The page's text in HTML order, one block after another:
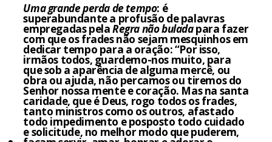
Uma grande perda de tempo: é
superabundante a profusão de palavras
empregadas pelaRegra não buladapara fazer
com que os frades não sejam mesquinhos em
dedicar tempo para a oração: “Por isso,
irmãos todos, guardemo-nos muito, para
que sob a aparência de alguma mercê, ou
obra ou ajuda, não percamos ou tiremos do
Senhor nossa mente e coração. Mas na santa
caridade, que é Deus, rogo todos os frades,
tanto ministros como os outros, afastado
todo impedimento e posposto todo cuidado
e solicitude, no melhor modo que puderem,